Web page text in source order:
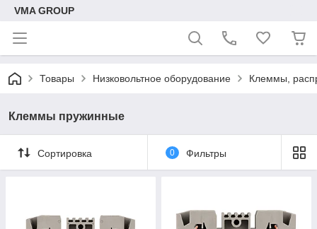
VMA GROUP
Товары Низковольтное оборудование Клеммы,
Клеммы пружинные
Сортировка 0 Фильтры